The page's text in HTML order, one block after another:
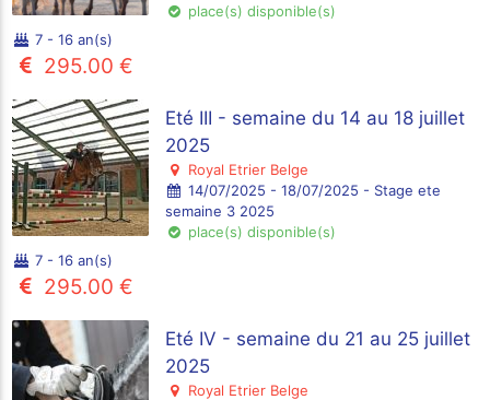
place(s) disponible(s)
7 - 16 an(s)
295.00 €
Eté III - semaine du 14 au 18 juillet
2025
Royal Etrier Belge
14/07/2025 - 18/07/2025 - Stage ete
semaine 3 2025
place(s) disponible(s)
7 - 16 an(s)
295.00 €
Eté IV - semaine du 21 au 25 juillet
2025
Royal Etrier Belge